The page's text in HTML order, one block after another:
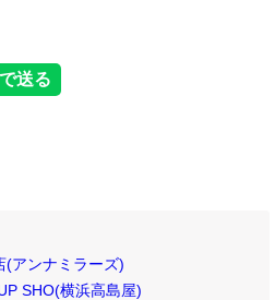
(アンナミラーズ)
SHO(横浜高島屋)